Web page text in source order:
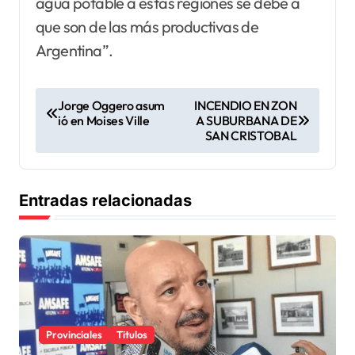
que son de las más productivas de
Argentina”.
v
g
a
c
i
ó
n
Jorge Oggero asum
ió en Moises Ville
INCENDIO EN ZON
A SUBURBANA DE
SAN CRISTOBAL
Entradas relacionadas
Provinciales Titulos